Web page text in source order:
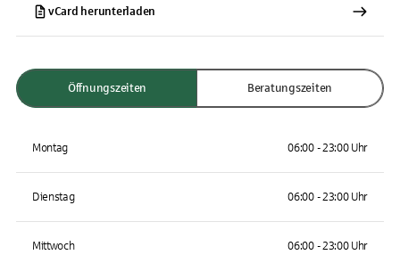
vCard herunterladen
Öffnungszeiten Beratungszeiten
Montag 06:00 - 23:00 Uhr
Dienstag 06:00 - 23:00 Uhr
Mittwoch 06:00 - 23:00 Uhr